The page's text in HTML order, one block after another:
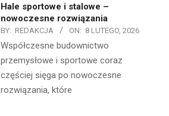
Hale sportowe i stalowe –
nowoczesne rozwiązania
BY: REDAKCJA ON: 8 LUTEGO, 2026
Współczesne budownictwo
przemysłowe i sportowe coraz
częściej sięga po nowoczesne
rozwiązania, które